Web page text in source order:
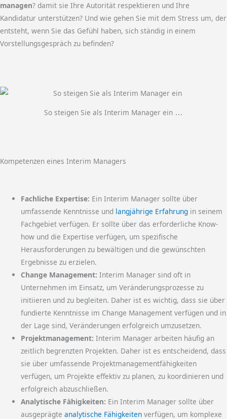
managen? damit sie Ihre Autorität respektieren und Ihre
Kandidatur unterstützen? Und wie gehen Sie mit dem Stress um, der
entsteht, wenn Sie das Gefühl haben, sich ständig in einem
Vorstellungsgespräch zu befinden?
So steigen Sie als Interim Manager ein …
Kompetenzen eines Interim Managers
Fachliche Expertise: Ein Interim Manager sollte über
umfassende Kenntnisse und langjährige Erfahrung in seinem
Fachgebiet verfügen. Er sollte über das erforderliche Know-
how und die Expertise verfügen, um spezifische
Herausforderungen zu bewältigen und die gewünschten
Ergebnisse zu erzielen.
Change Management: Interim Manager sind oft in
Unternehmen im Einsatz, um Veränderungsprozesse zu
initiieren und zu begleiten. Daher ist es wichtig, dass sie über
fundierte Kenntnisse im Change Management verfügen und in
der Lage sind, Veränderungen erfolgreich umzusetzen.
Projektmanagement: Interim Manager arbeiten häufig an
zeitlich begrenzten Projekten. Daher ist es entscheidend, dass
sie über umfassende Projektmanagementfähigkeiten
verfügen, um Projekte effektiv zu planen, zu koordinieren und
erfolgreich abzuschließen.
Analytische Fähigkeiten: Ein Interim Manager sollte über
ausgeprägteanalytische Fähigkeiten verfügen, um komplexe